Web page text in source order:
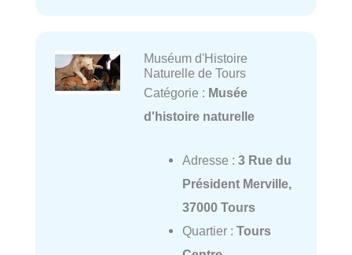
Muséum d'Histoire
Naturelle de Tours
Catégorie : Musée
d'histoire naturelle
Adresse : 3 Rue du
Président Merville,
37000 Tours
Quartier : Tours